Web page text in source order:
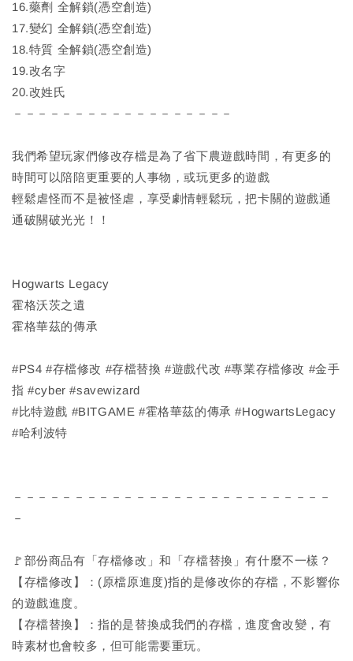
16.藥劑 全解鎖(憑空創造)
17.變幻 全解鎖(憑空創造)
18.特質 全解鎖(憑空創造)
19.改名字
20.改姓氏
－－－－－－－－－－－－－－－－－－
我們希望玩家們修改存檔是為了省下農遊戲時間，有更多的
時間可以陪陪更重要的人事物，或玩更多的遊戲
輕鬆虐怪而不是被怪虐，享受劇情輕鬆玩，把卡關的遊戲通
通破關破光光！！
Hogwarts Legacy
霍格沃茨之遺
霍格華茲的傳承
#PS4 #存檔修改 #存檔替換 #遊戲代改 #專業存檔修改 #金手
指 #cyber #savewizard
#比特遊戲 #BITGAME #霍格華茲的傳承 #HogwartsLegacy
#哈利波特
－－－－－－－－－－－－－－－－－－－－－－－－－－
－
🚩部份商品有「存檔修改」和「存檔替換」有什麼不一樣？
【存檔修改】：(原檔原進度)指的是修改你的存檔，不影響你
的遊戲進度。
【存檔替換】：指的是替換成我們的存檔，進度會改變，有
時素材也會較多，但可能需要重玩。